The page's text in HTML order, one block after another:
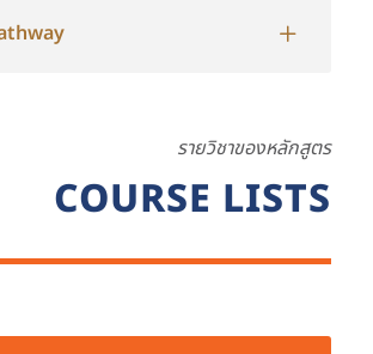
รายวิชาของหลักสูตร
COURSE LISTS